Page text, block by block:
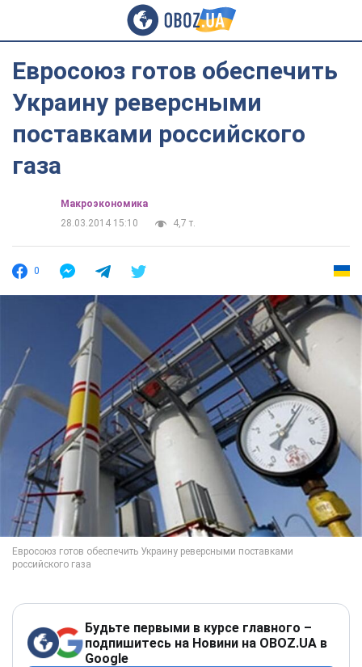
Евросоюз готов обеспечить
Украину реверсными
поставками российского
газа
Mакроэкономика
28.03.2014 15:10
4,7 т.
0
Будьте первыми в курсе главного –
подпишитесь на Новини на OBOZ.UA в
Google